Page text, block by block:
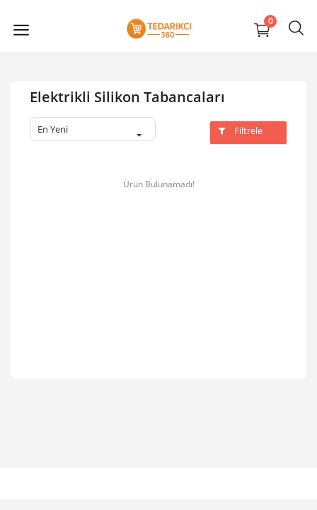
0
Elektrikli Silikon Tabancaları
En Yeni Filtrele
Ürün Bulunamadı!